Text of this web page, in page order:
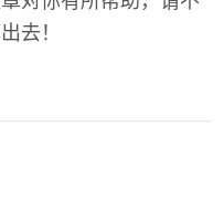
去！